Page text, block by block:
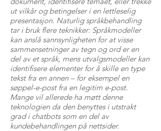
ut vilkår og betingelser i en lettleselig
presentasjon. Naturlig språkbehandling
tar i bruk flere teknikker: Språkmodeller
kan anslå sannsynligheten for at visse
sammensetninger av tegn og ord er en
del av et språk, mens utvalgsmodeller kan
identifisere elementer for å skille en type
tekst fra en annen – for eksempel en
søppel-e-post fra en legitim e-post.
Mange vil allerede ha møtt denne
teknologien da den benyttes i utstrakt
grad i chatbots som en del av
kundebehandlingen på nettsider.